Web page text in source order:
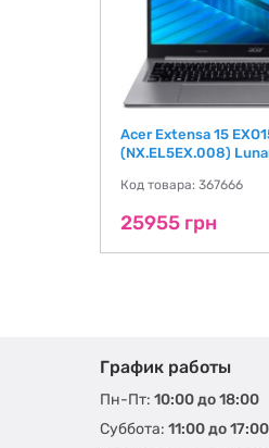
Acer Extensa 15
(NX.EL5EX.008)
Код товара: 367666
25955 грн
График работы
Пн-Пт: 10:00 до 18:00
Суббота: 11:00 до 17:00